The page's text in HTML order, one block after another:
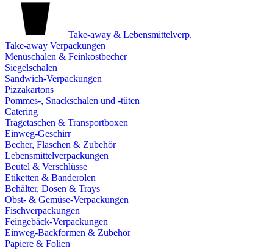
Take-away & Lebensmittelverp.
Take-away Verpackungen
Menüschalen & Feinkostbecher
Siegelschalen
Sandwich-Verpackungen
Pizzakartons
Pommes-, Snackschalen und -tüten
Catering
Tragetaschen & Transportboxen
Einweg-Geschirr
Becher, Flaschen & Zubehör
Lebensmittelverpackungen
Beutel & Verschlüsse
Etiketten & Banderolen
Behälter, Dosen & Trays
Obst- & Gemüse-Verpackungen
Fischverpackungen
Feingebäck-Verpackungen
Einweg-Backformen & Zubehör
Papiere & Folien